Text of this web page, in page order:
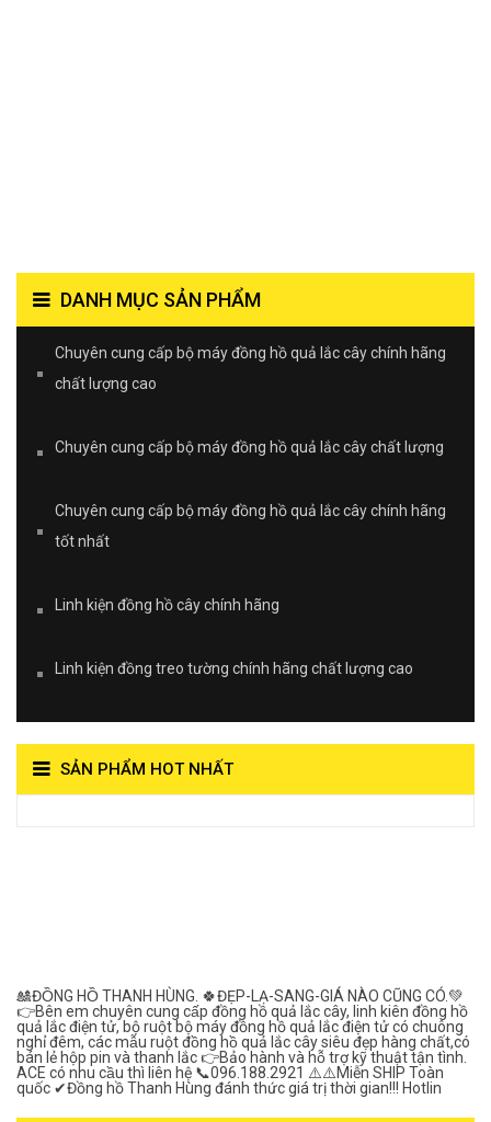
DANH MỤC SẢN PHẨM
Chuyên cung cấp bộ máy đồng hồ quả lắc cây chính hãng
chất lượng cao
Chuyên cung cấp bộ máy đồng hồ quả lắc cây chất lượng
Chuyên cung cấp bộ máy đồng hồ quả lắc cây chính hãng
tốt nhất
Linh kiện đồng hồ cây chính hãng
Linh kiện đồng treo tường chính hãng chất lượng cao
SẢN PHẨM HOT NHẤT
🎎ĐỒNG HỒ THANH HÙNG. 🍀ĐẸP-LẠ-SANG-GIÁ NÀO CŨNG CÓ.💚
👉Bên em chuyên cung cấp đồng hồ quả lắc cây, linh kiên đồng hồ
quả lắc điện tử, bộ ruột bộ máy đồng hồ quả lắc điện tử có chuông
nghỉ đêm, các mẫu ruột đồng hồ quả lắc cây siêu đẹp hàng chất,có
bán lẻ hộp pin và thanh lắc 👉Bảo hành và hỗ trợ kỹ thuật tận tình.
ACE có nhu cầu thì liên hệ 📞096.188.2921 ⚠️⚠️Miễn SHIP Toàn
quốc ✔Đồng hồ Thanh Hùng đánh thức giá trị thời gian!!! Hotlin